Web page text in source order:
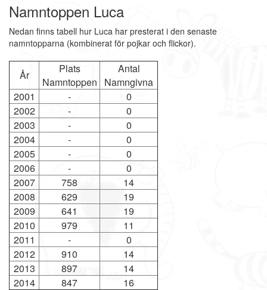
Namntoppen Luca
Nedan finns tabell hur Luca har presterat i den senaste
namntopparna (kombinerat för pojkar och flickor).
År
Plats
Namntoppen
Antal
Namngivna
2001
-
0
2002
-
0
2003
-
0
2004
-
0
2005
-
0
2006
-
0
2007
758
14
2008
629
19
2009
641
19
2010
979
11
2011
-
0
2012
910
14
2013
897
14
2014
847 16